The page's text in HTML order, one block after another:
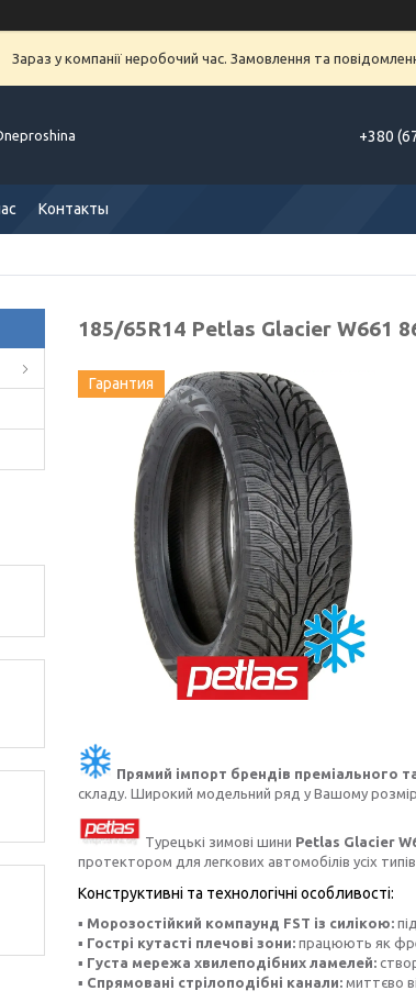
Зараз у компанії неробочий час. Замовлення та
+380
Контакты
185/65R14 Petlas Glacier W661
Гарантия
Прямий імпорт брендів преміального
складу. Широкий модельний ряд у Вашому
Турецькі зимові шини Petlas Glacier
протектором для легкових автомобілів усіх
Конструктивні та технологічні особливості:
▪ Морозостійкий компаунд FST із силікою:
▪ Гострі кутасті плечові зони: працюють як
▪ Густа мережа хвилеподібних ламелей:
▪ Спрямовані стрілоподібні канали: миттєво